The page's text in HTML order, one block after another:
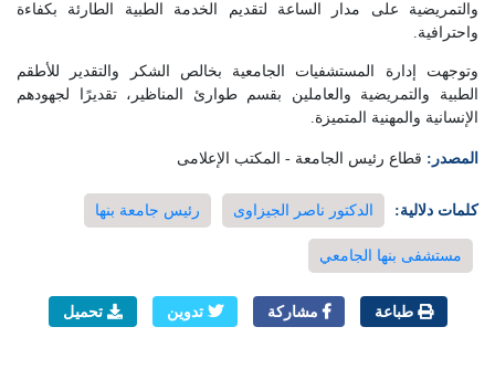
والتمريضية على مدار الساعة لتقديم الخدمة الطبية الطارئة بكفاءة
واحترافية.
وتوجهت إدارة المستشفيات الجامعية بخالص الشكر والتقدير للأطقم
الطبية والتمريضية والعاملين بقسم طوارئ المناظير، تقديرًا لجهودهم
الإنسانية والمهنية المتميزة.
المصدر: قطاع رئيس الجامعة - المكتب الإعلامى
كلمات دلالية: الدكتور ناصر الجيزاوى رئيس جامعة بنها
مستشفى بنها الجامعي
طباعة مشاركة تدوين تحميل